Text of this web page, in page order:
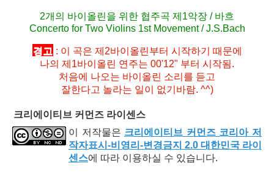
2개의 바이올린을 위한 협주곡 제1악장 / 바흐
Concerto for Two Violins 1st Movement / J.S.Bach
경고 : 이 곡은 제2바이올린부터 시작하기 때문에
나의 제1바이올린 연주는 00'12" 부터 시작됨.
처음에 나오는 바이올린 소리를 듣고
잘한다고 놀라는 일이 없기바람. ^^)
크리에이티브 커먼즈 라이센스
이 저작물은 크리에이티브 커먼즈 코리아 저
작자표시-비영리-변경금지 2.0 대한민국 라이
센스에 따라 이용하실 수 있습니다.